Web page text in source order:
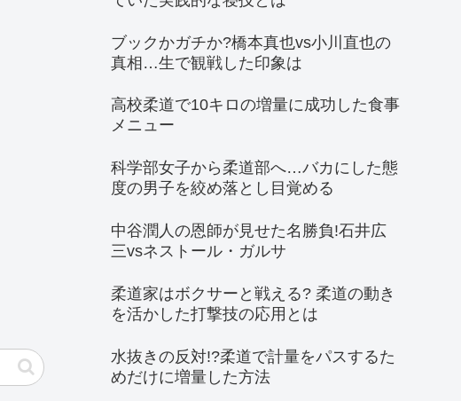
ブックかガチか?橋本真也vs小川直也の
真相…生で観戦した印象は
高校柔道で10キロの増量に成功した食事
メニュー
科学部女子から柔道部へ…バカにした態
度の男子を絞め落とし目覚める
中谷潤人の恩師が見せた名勝負!石井広
三vsネストール・ガルサ
柔道家はボクサーと戦える? 柔道の動き
を活かした打撃技の応用とは
水抜きの反対!?柔道で計量をパスするた
めだけに増量した方法